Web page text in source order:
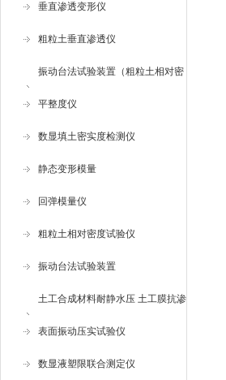
垂直渗透变形仪
粗粒土垂直渗透仪
振动台法试验装置（粗粒土相对密
度试验仪 ）
平整度仪
数显填土密实度检测仪
静态变形模量
回弹模量仪
粗粒土相对密度试验仪
振动台法试验装置
土工合成材料耐静水压 土工膜抗渗
仪
表面振动压实试验仪
数显液塑限联合测定仪